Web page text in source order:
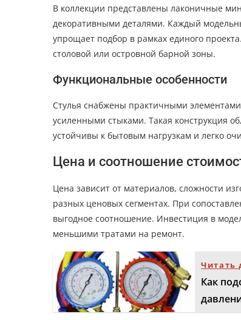
В коллекции представлены лаконичные
декоративными деталями. Каждый
упрощает подбор в рамках единого
столовой или островной барной зоны.
Функциональные особенности
Стулья снабжены практичными
усиленными стыками. Такая конструкция
устойчивы к бытовым нагрузкам и легко
Цена и соотношение
Цена зависит от материалов, сложности
разных ценовых сегментах. При
выгодное соотношение. Инвестиция в
меньшими тратами на ремонт.
Читать
Как